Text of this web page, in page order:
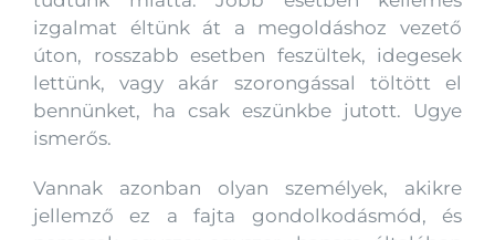
izgalmat éltünk át a megoldáshoz vezető
úton, rosszabb esetben feszültek, idegesek
lettünk, vagy akár szorongással töltött el
bennünket, ha csak eszünkbe jutott. Ugye
ismerős.
Vannak azonban olyan személyek, akikre
jellemző ez a fajta gondolkodásmód, és